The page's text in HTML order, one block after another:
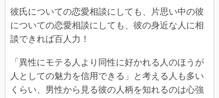
彼氏についての恋愛相談にしても、片思い中の彼
についての恋愛相談にしても、彼の身近な人に相
談できれば百人力！
「異性にモテる人より同性に好かれる人のほうが
人としての魅力を信用できる」と考える人も多い
くらい、男性から見る彼の人柄を知れるのは心強